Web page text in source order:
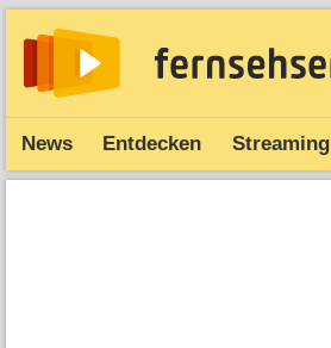
News Entdecken Streaming